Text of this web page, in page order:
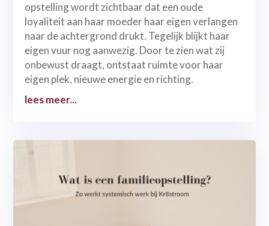
opstelling wordt zichtbaar dat een oude
loyaliteit aan haar moeder haar eigen verlangen
naar de achtergrond drukt. Tegelijk blijkt haar
eigen vuur nog aanwezig. Door te zien wat zij
onbewust draagt, ontstaat ruimte voor haar
eigen plek, nieuwe energie en richting.
lees meer...